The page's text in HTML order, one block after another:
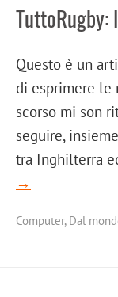
TuttoRugby:
Questo è un
di esprimere le
scorso mi son
seguire,
tra Inghilterra
→
Computer, Dal